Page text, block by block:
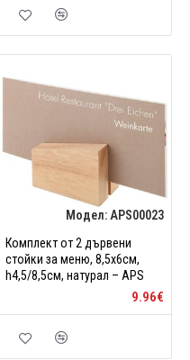
Модел: APS00023
Комплект от 2 дървени
стойки за меню, 8,5х6см,
h4,5/8,5см, натурал – APS
9.96€